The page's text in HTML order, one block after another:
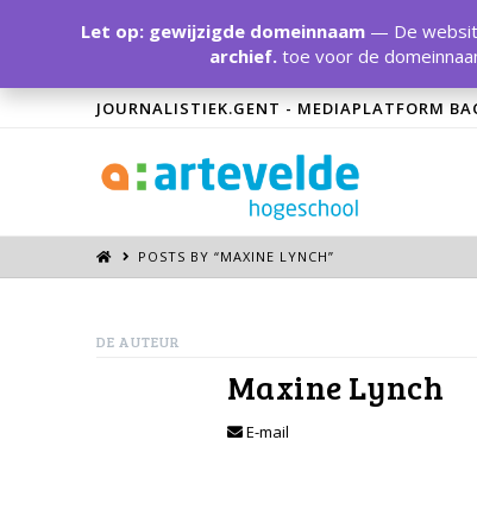
JOURNALISTIEK.GENT - MEDIAPLATFORM
POSTS BY “MAXINE LYNCH”
DE AUTEUR
Maxine Lynch
E-mail
Let op: gewijzigde domeinnaam— De
archief.toe voor de